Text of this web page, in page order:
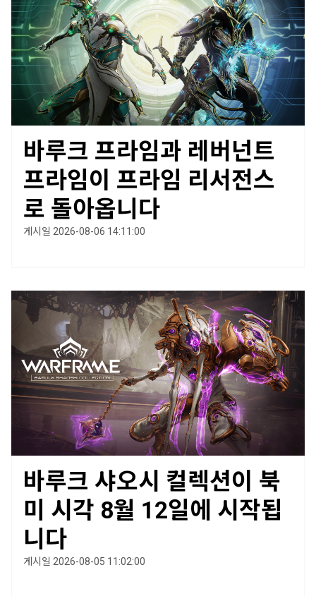
바루크 프라임과 레버넌트
프라임이 프라임 리서전스
로 돌아옵니다
게시일 2026-08-06 14:11:00
바루크 샤오시 컬렉션이 북
미 시각 8월 12일에 시작됩
니다
게시일 2026-08-05 11:02:00